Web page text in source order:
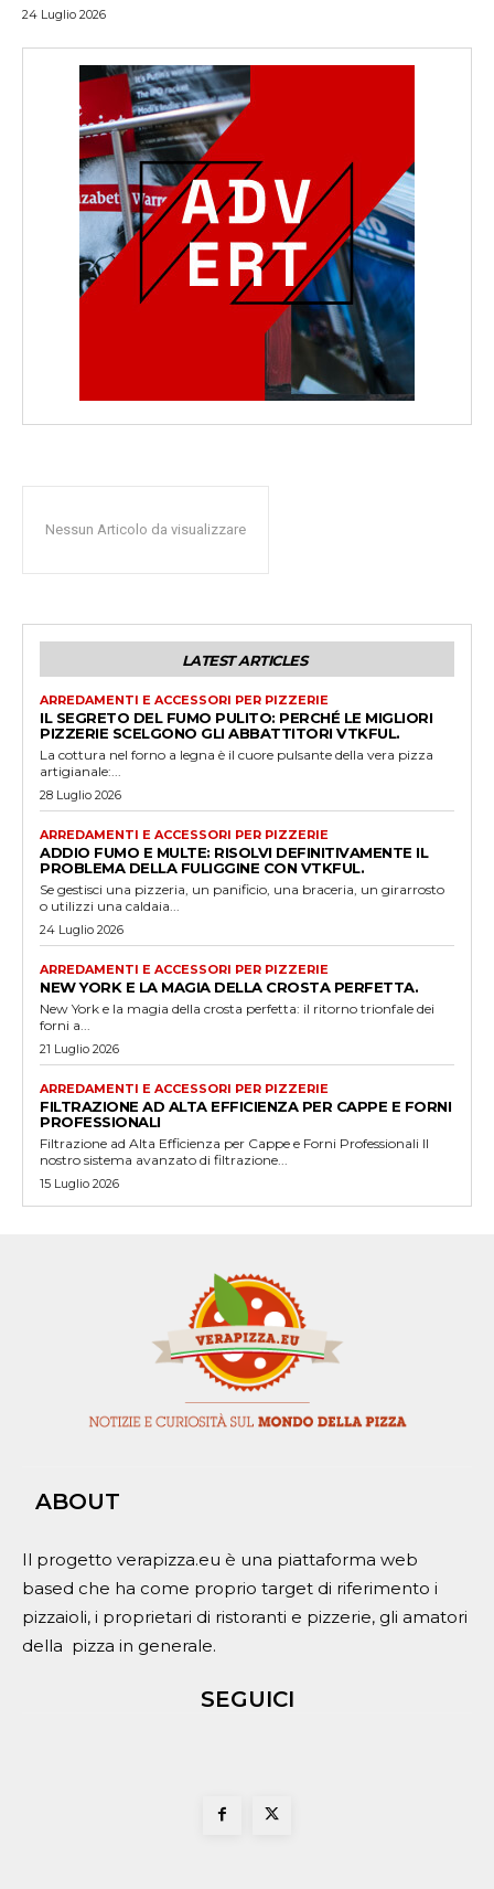
24 Luglio 2026
Nessun Articolo da visualizzare
LATEST ARTICLES
ARREDAMENTI E ACCESSORI PER PIZZERIE
IL SEGRETO DEL FUMO PULITO: PERCHÉ LE MIGLIORI
PIZZERIE SCELGONO GLI ABBATTITORI VTKFUL.
La cottura nel forno a legna è il cuore pulsante della vera pizza
artigianale:...
28 Luglio 2026
ARREDAMENTI E ACCESSORI PER PIZZERIE
ADDIO FUMO E MULTE: RISOLVI DEFINITIVAMENTE IL
PROBLEMA DELLA FULIGGINE CON VTKFUL.
Se gestisci una pizzeria, un panificio, una braceria, un girarrosto
o utilizzi una caldaia...
24 Luglio 2026
ARREDAMENTI E ACCESSORI PER PIZZERIE
NEW YORK E LA MAGIA DELLA CROSTA PERFETTA.
New York e la magia della crosta perfetta: il ritorno trionfale dei
forni a...
21 Luglio 2026
ARREDAMENTI E ACCESSORI PER PIZZERIE
FILTRAZIONE AD ALTA EFFICIENZA PER CAPPE E FORNI
PROFESSIONALI
Filtrazione ad Alta Efficienza per Cappe e Forni Professionali Il
nostro sistema avanzato di filtrazione...
15 Luglio 2026
ABOUT
Il progetto verapizza.eu è una piattaforma web
based che ha come proprio target di riferimento i
pizzaioli, i proprietari di ristoranti e pizzerie, gli amatori
della pizza in generale.
SEGUICI